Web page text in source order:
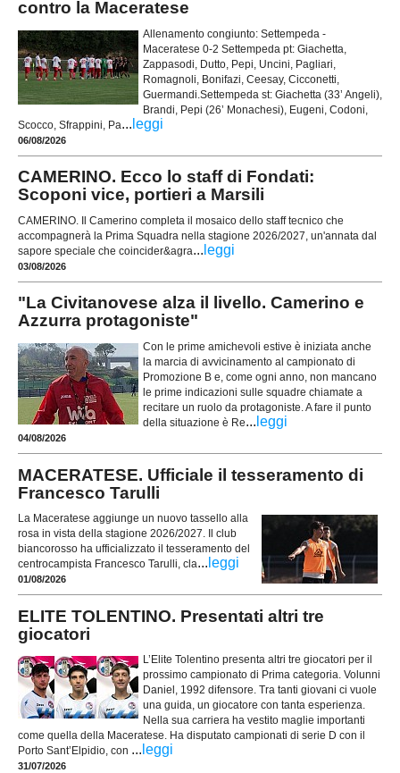
contro la Maceratese
Allenamento congiunto: Settempeda -
Maceratese 0-2 Settempeda pt: Giachetta,
Zappasodi, Dutto, Pepi, Uncini, Pagliari,
Romagnoli, Bonifazi, Ceesay, Cicconetti,
Guermandi.Settempeda st: Giachetta (33’ Angeli),
Brandi, Pepi (26’ Monachesi), Eugeni, Codoni,
Scocco, Sfrappini, Pa... leggi
06/08/2026
CAMERINO. Ecco lo staff di Fondati:
Scoponi vice, portieri a Marsili
CAMERINO. Il Camerino completa il mosaico dello staff tecnico che
accompagnerà la Prima Squadra nella stagione 2026/2027, un'annata dal
sapore speciale che coincider&agra... leggi
03/08/2026
"La Civitanovese alza il livello. Camerino e
Azzurra protagoniste"
Con le prime amichevoli estive è iniziata anche
la marcia di avvicinamento al campionato di
Promozione B e, come ogni anno, non mancano
le prime indicazioni sulle squadre chiamate a
recitare un ruolo da protagoniste. A fare il punto
della situazione è Re... leggi
04/08/2026
MACERATESE. Ufficiale il tesseramento di
Francesco Tarulli
La Maceratese aggiunge un nuovo tassello alla
rosa in vista della stagione 2026/2027. Il club
biancorosso ha ufficializzato il tesseramento del
centrocampista Francesco Tarulli, cla... leggi
01/08/2026
ELITE TOLENTINO. Presentati altri tre
giocatori
L’Elite Tolentino presenta altri tre giocatori per il
prossimo campionato di Prima categoria. Volunni
Daniel, 1992 difensore. Tra tanti giovani ci vuole
una guida, un giocatore con tanta esperienza.
Nella sua carriera ha vestito maglie importanti
come quella della Maceratese. Ha disputato campionati di serie D con il
Porto Sant’Elpidio, con ... leggi
31/07/2026